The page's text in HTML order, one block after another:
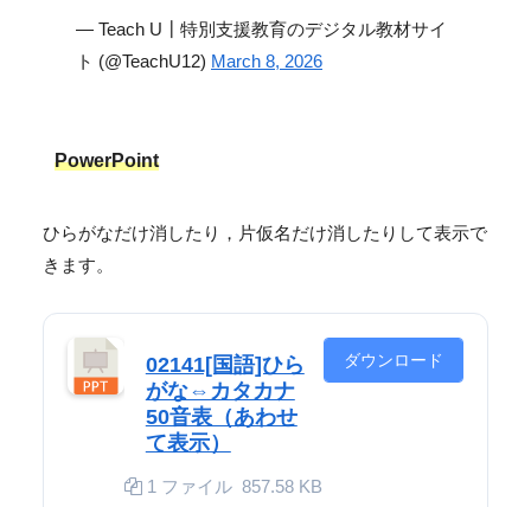
— Teach U┃特別支援教育のデジタル教材サイ
ト (@TeachU12) March 8, 2026
PowerPoint
ひらがなだけ消したり，片仮名だけ消したりして表示で
きます。
02141[国語]ひら
がな⇔カタカナ
50音表（あわせ
て表示）
1 ファイル 857.58 KB
ダウンロード